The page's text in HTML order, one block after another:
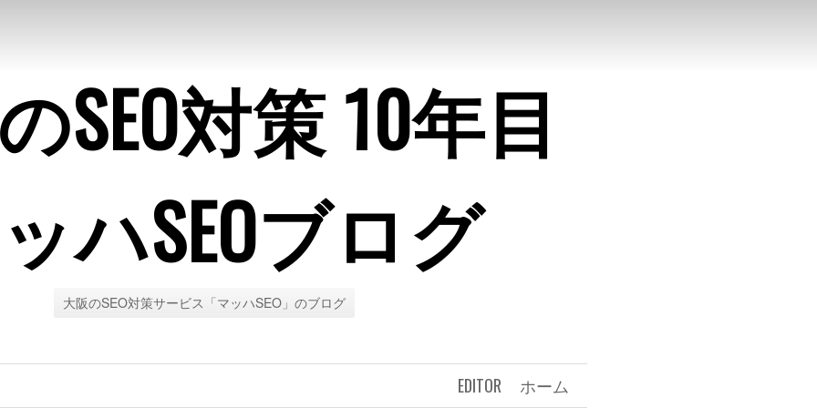
SEO対策 10年目
ハSEOブログ
大阪のSEO対策サービス「マッハSEO」のブログ
ホーム
EDITOR